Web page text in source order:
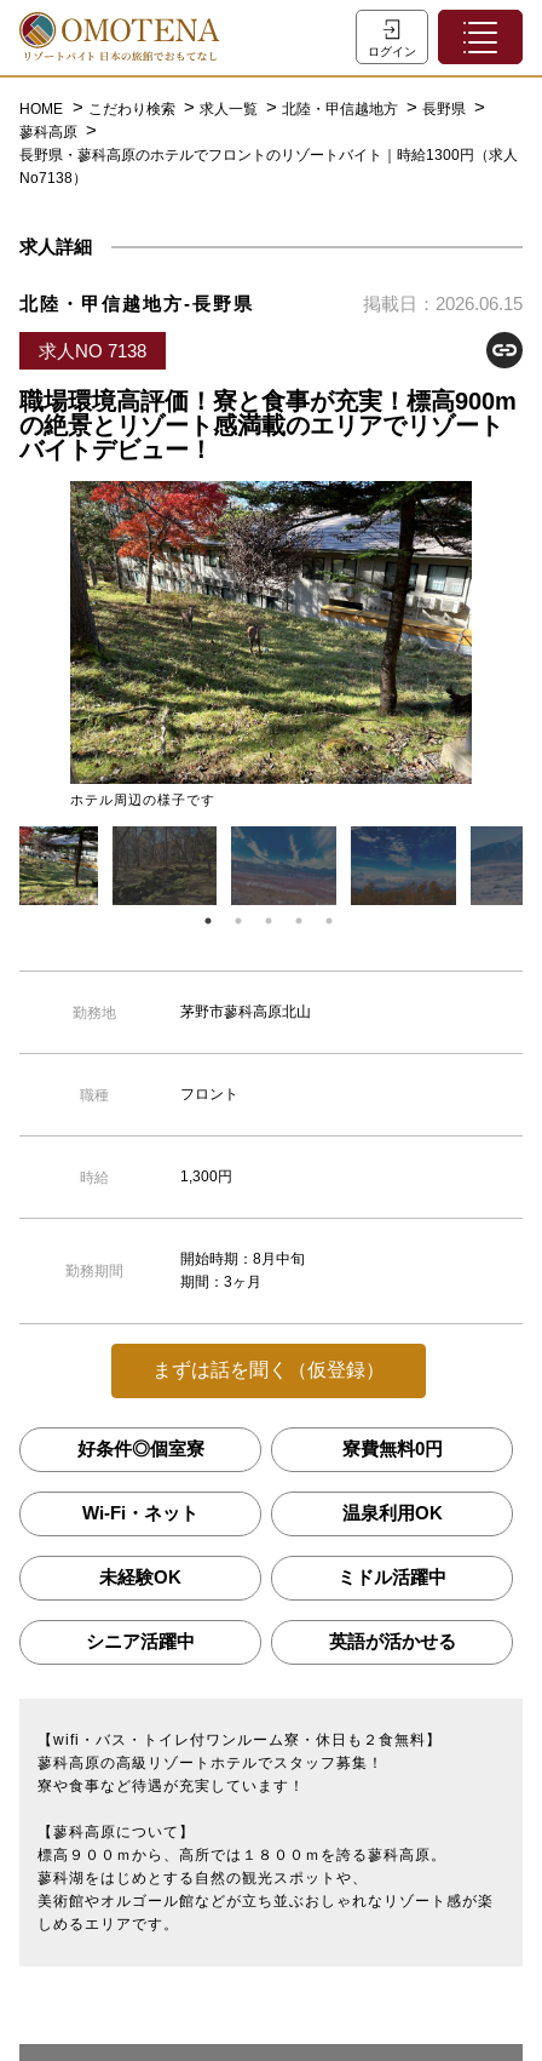
ログイン
ホーム
会員登録
0120-932-959
【TEL受付】9:30～18:00 土日・祝日定休
HOME こだわり検索 求人一覧 北陸・甲信越地方
長野県
蓼科高原
長野県・蓼科高原のホテルでフロントのリゾートバイト｜時給1300円（求人
No7138）
求人詳細
北陸・甲信越地方-長野県 掲載日：2026.06.15
求人NO 7138
職場環境高評価！寮と食事が充実！標高900m
の絶景とリゾート感満載のエリアでリゾート
バイトデビュー！
ホテル周辺の様子です
勤務地 茅野市蓼科高原北山
職種 フロント
時給 1,300円
勤務期間
開始時期：8月中旬
期間：3ヶ月
まずは話を聞く（仮登録）
好条件◎個室寮 寮費無料0円
Wi-Fi・ネット 温泉利用OK
未経験OK ミドル活躍中
シニア活躍中 英語が活かせる
【wifi・バス・トイレ付ワンルーム寮・休日も２食無料】
蓼科高原の高級リゾートホテルでスタッフ募集！
寮や食事など待遇が充実しています！
【蓼科高原について】
標高９００ｍから、高所では１８００ｍを誇る蓼科高原。
蓼科湖をはじめとする自然の観光スポットや、
美術館やオルゴール館などが立ち並ぶおしゃれなリゾート感が楽
しめるエリアです。